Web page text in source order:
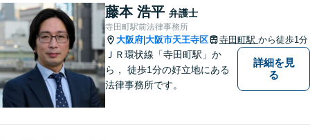
い分野に対応しております。
お気軽にご相談ください。
【夜間・休日対応可】
藤本 浩平 弁護士
寺田町駅前法律事務所
大阪府 大阪市天王寺区 寺田町駅 から徒歩1分
ＪＲ環状線「寺田町駅」か
ら， 徒歩1分の好立地にある
法律事務所です。
詳細を見
る